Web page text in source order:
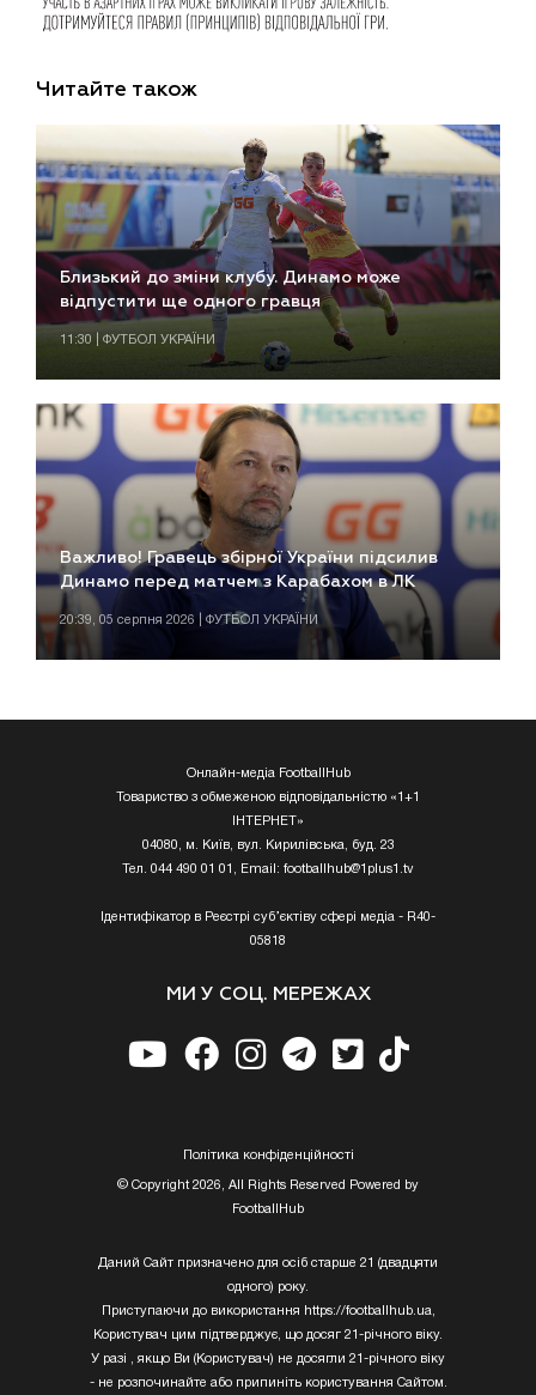
Читайте також
Близький до зміни клубу. Динамо може
відпустити ще одного гравця
11:30 | ФУТБОЛ УКРАЇНИ
Важливо! Гравець збірної України підсилив
Динамо перед матчем з Карабахом в ЛК
20:39, 05 серпня 2026 | ФУТБОЛ УКРАЇНИ
Онлайн-медіа FootballHub
Товариство з обмеженою відповідальністю «1+1
ІНТЕРНЕТ»
04080, м. Київ, вул. Кирилівська, буд. 23
Тел. 044 490 01 01, Email: footballhub@1plus1.tv
Ідентифікатор в Реєстрі суб’єктіву сфері медіа - R40-
05818
МИ У СОЦ. МЕРЕЖАХ
Полiтика конфiденцiйностi
© Copyright 2026, All Rights Reserved Powered by
FootballHub
Даний Сайт призначено для осіб старше 21 (двадцяти
одного) року.
Приступаючи до використання https://footballhub.ua,
Користувач цим підтверджує, що досяг 21-річного віку.
У разі , якщо Ви (Користувач) не досягли 21-річного віку
- не розпочинайте або припиніть користування Сайтом.